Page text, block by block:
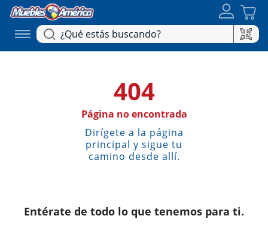
404
Página no encontrada
Dirígete a la página
principal y sigue tu
camino desde allí.
Entérate de todo lo que tenemos para ti.